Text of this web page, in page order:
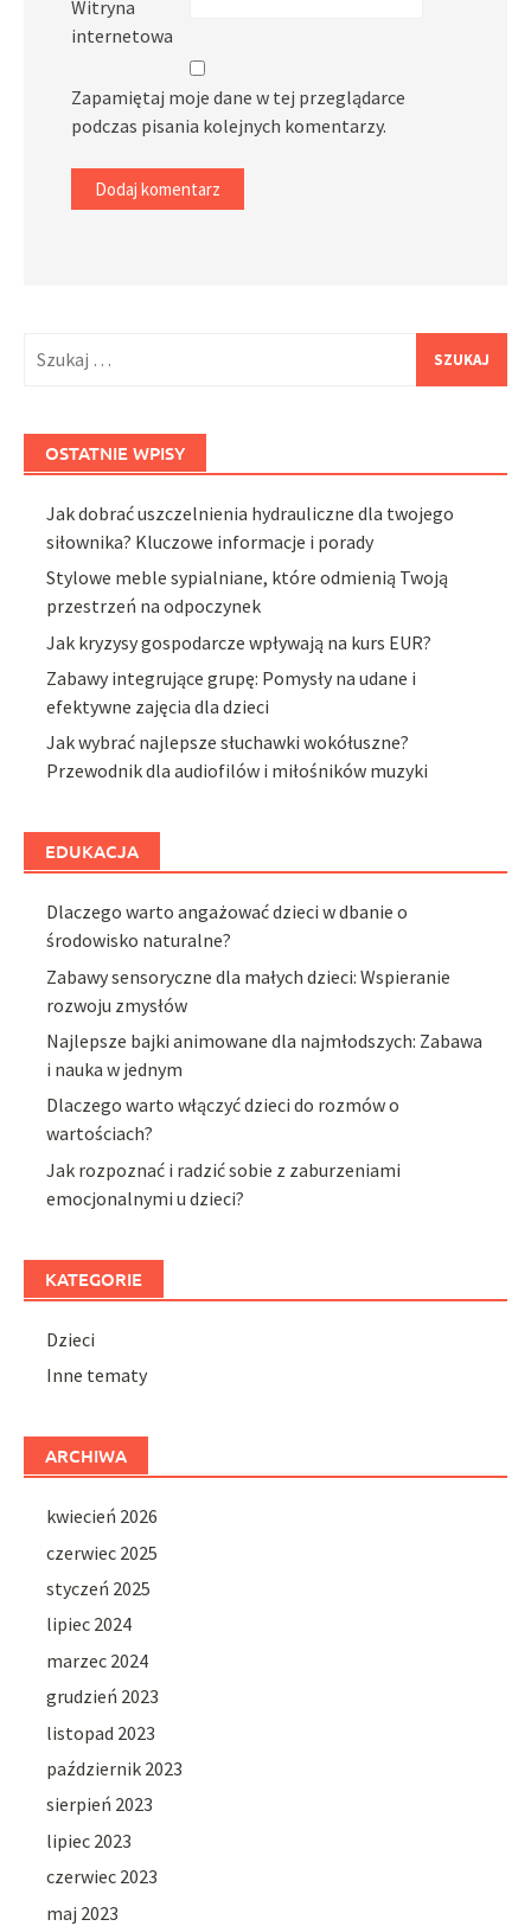
Witryna
internetowa
Zapamiętaj moje dane w tej przeglądarce
podczas pisania kolejnych komentarzy.
OSTATNIE WPISY
Jak dobrać uszczelnienia hydrauliczne dla twojego
siłownika? Kluczowe informacje i porady
Stylowe meble sypialniane, które odmienią Twoją
przestrzeń na odpoczynek
Jak kryzysy gospodarcze wpływają na kurs EUR?
Zabawy integrujące grupę: Pomysły na udane i
efektywne zajęcia dla dzieci
Jak wybrać najlepsze słuchawki wokółuszne?
Przewodnik dla audiofilów i miłośników muzyki
EDUKACJA
Dlaczego warto angażować dzieci w dbanie o
środowisko naturalne?
Zabawy sensoryczne dla małych dzieci: Wspieranie
rozwoju zmysłów
Najlepsze bajki animowane dla najmłodszych: Zabawa
i nauka w jednym
Dlaczego warto włączyć dzieci do rozmów o
wartościach?
Jak rozpoznać i radzić sobie z zaburzeniami
emocjonalnymi u dzieci?
KATEGORIE
Dzieci
Inne tematy
ARCHIWA
kwiecień 2026
czerwiec 2025
styczeń 2025
lipiec 2024
marzec 2024
grudzień 2023
listopad 2023
październik 2023
sierpień 2023
lipiec 2023
czerwiec 2023
maj 2023